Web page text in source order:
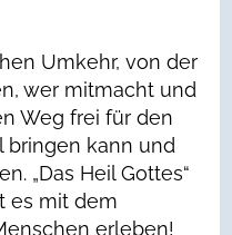
Umkehr, von der
wer mitmacht und
Weg frei für den
bringen kann und
„Das Heil Gottes“
es mit dem
erleben!